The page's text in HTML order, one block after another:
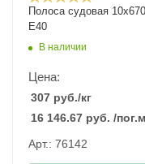
Полоса судовая
E40
В наличии
Цена:
307 руб./кг
16 146.67 руб. /пог.м
Арт.: 76142